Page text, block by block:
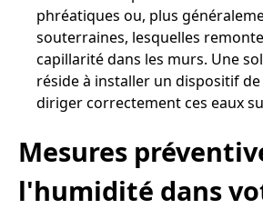
phréatiques ou, plus
souterraines, lesquelles
capillarité dans les murs. Une
réside à installer un dispositif
diriger correctement ces eaux
Mesures
l'humidité dans